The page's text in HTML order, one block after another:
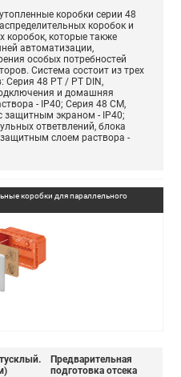
коробки серии 48
коробок и
коробок, которые также
автоматизации,
особых потребностей
Система состоит из трех
Серия 48 PT / PT DIN,
и домашняя
- IP40; Серия 48 CM,
защитным экраном - IP40;
ответвлений, блока
слоем раствора -
коробки для параллельного
Предварительная
подготовка отсека